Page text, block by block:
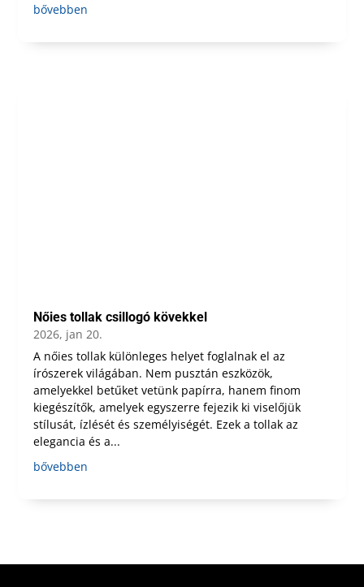
bővebben
Nőies tollak csillogó kövekkel
2026, jan 20.
A nőies tollak különleges helyet foglalnak el az
írószerek világában. Nem pusztán eszközök,
amelyekkel betűket vetünk papírra, hanem finom
kiegészítők, amelyek egyszerre fejezik ki viselőjük
stílusát, ízlését és személyiségét. Ezek a tollak az
elegancia és a...
bővebben